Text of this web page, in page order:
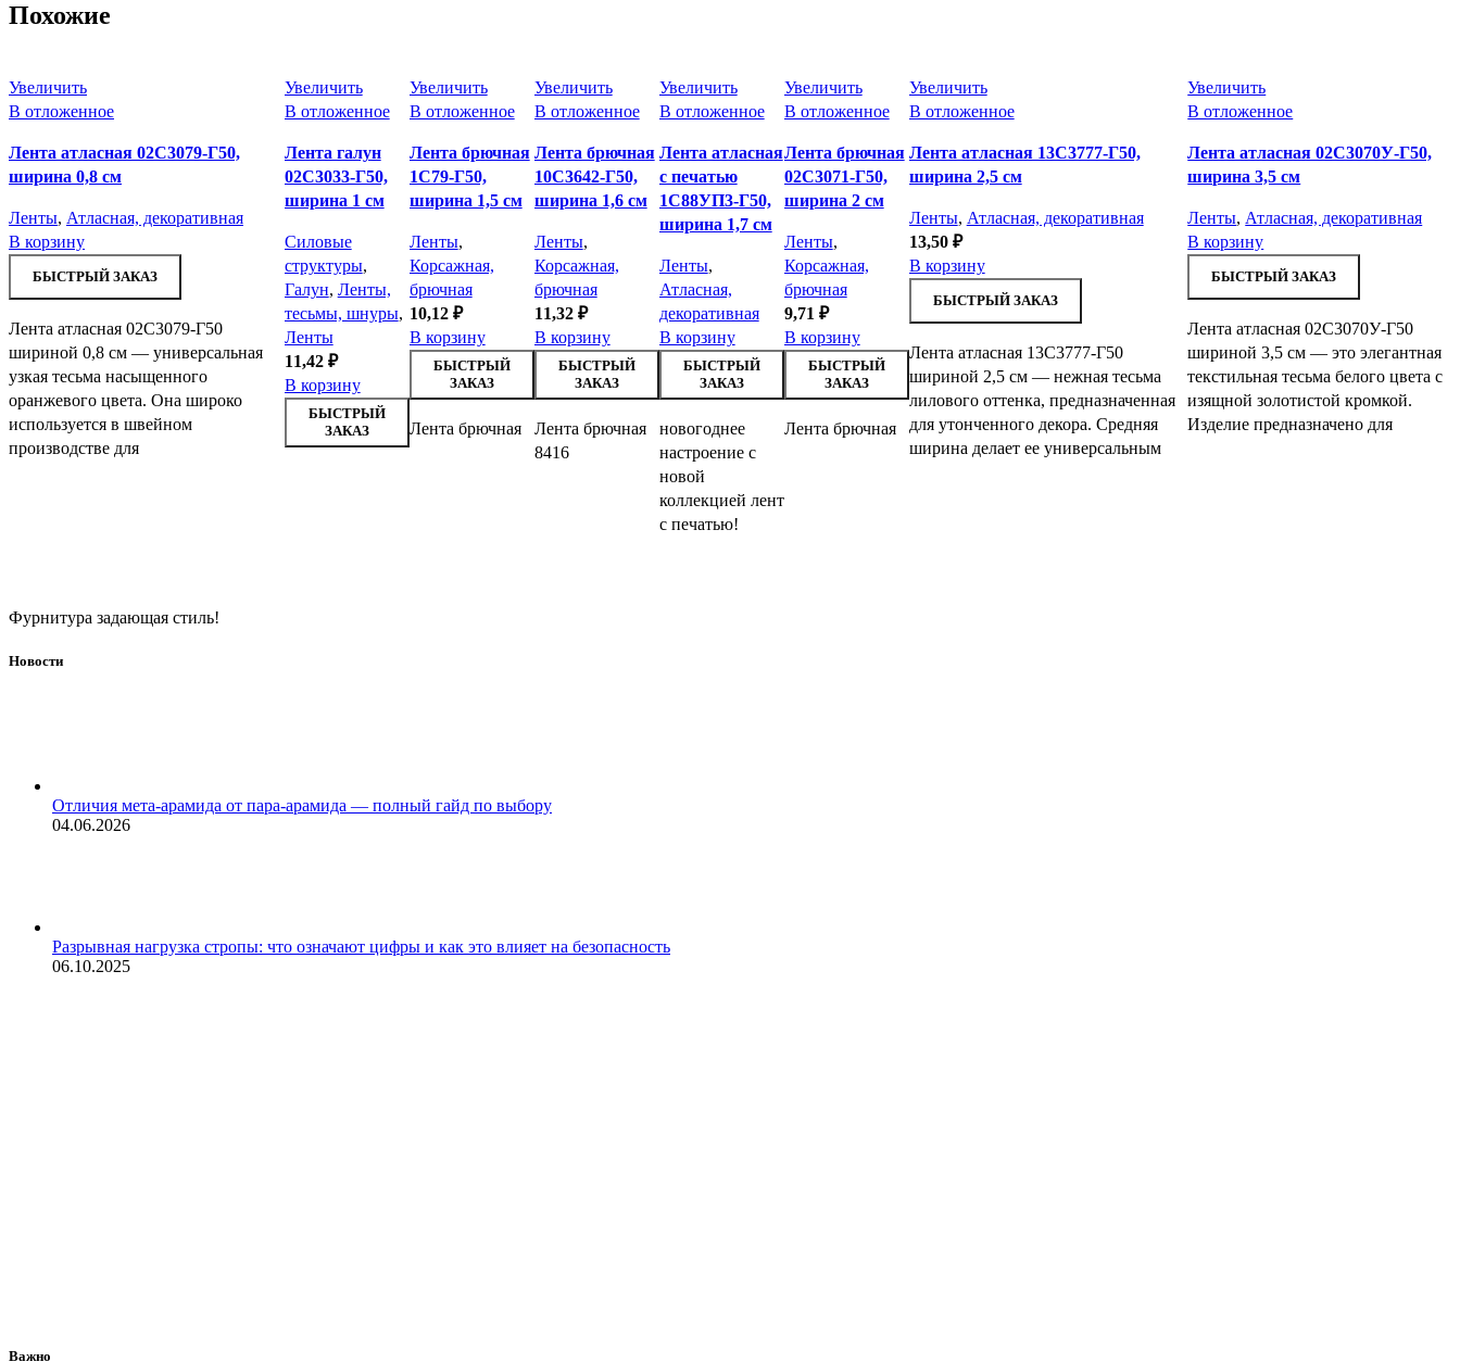
Похожие
Увеличить
В отложенное
Лента атласная 02С3079-Г50,
ширина 0,8 см
Ленты, Атласная, декоративная
В корзину
БЫСТРЫЙ ЗАКАЗ
Лента атласная 02С3079-Г50
шириной 0,8 см — универсальная
узкая тесьма насыщенного
оранжевого цвета. Она широко
используется в швейном
производстве для
Увеличить
В отложенное
Лента галун
02С3033-Г50,
ширина 1 см
Силовые
структуры,
Галун, Ленты,
тесьмы, шнуры,
Ленты
11,42 ₽
В корзину
БЫСТРЫЙ
ЗАКАЗ
Увеличить
В отложенное
Лента брючная
1С79-Г50,
ширина 1,5 см
Ленты,
Корсажная,
брючная
10,12 ₽
В корзину
БЫСТРЫЙ
ЗАКАЗ
Лента брючная
Увеличить
В отложенное
Лента брючная
10С3642-Г50,
ширина 1,6 см
Ленты,
Корсажная,
брючная
11,32 ₽
В корзину
БЫСТРЫЙ
ЗАКАЗ
Лента брючная
8416
Увеличить
В отложенное
Лента атласная
с печатью
1С88УП3-Г50,
ширина 1,7 см
Ленты,
Атласная,
декоративная
В корзину
БЫСТРЫЙ
ЗАКАЗ
новогоднее
настроение с
новой
коллекцией лент
с печатью!
Увеличить
В отложенное
Лента брючная
02С3071-Г50,
ширина 2 см
Ленты,
Корсажная,
брючная
9,71 ₽
В корзину
БЫСТРЫЙ
ЗАКАЗ
Лента брючная
Увеличить
В отложенное
Лента атласная 13С3777-Г50,
ширина 2,5 см
Ленты, Атласная, декоративная
13,50 ₽
В корзину
БЫСТРЫЙ ЗАКАЗ
Лента атласная 13С3777-Г50
шириной 2,5 см — нежная тесьма
лилового оттенка, предназначенная
для утонченного декора. Средняя
ширина делает ее универсальным
Увеличить
В отложенное
Лента атласная 02С3070У-Г50,
ширина 3,5 см
Ленты, Атласная, декоративная
В корзину
БЫСТРЫЙ ЗАКАЗ
Лента атласная 02С3070У-Г50
шириной 3,5 см — это элегантная
текстильная тесьма белого цвета с
изящной золотистой кромкой.
Изделие предназначено для
Фурнитура задающая стиль!
Новости
Отличия мета-арамида от пара-арамида — полный гайд по выбору
04.06.2026
Разрывная нагрузка стропы: что означают цифры и как это влияет на безопасность
06.10.2025
Важно